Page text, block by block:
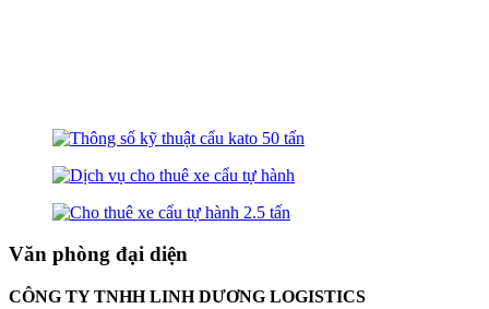
Văn phòng đại diện
CÔNG TY TNHH LINH DƯƠNG LOGISTICS